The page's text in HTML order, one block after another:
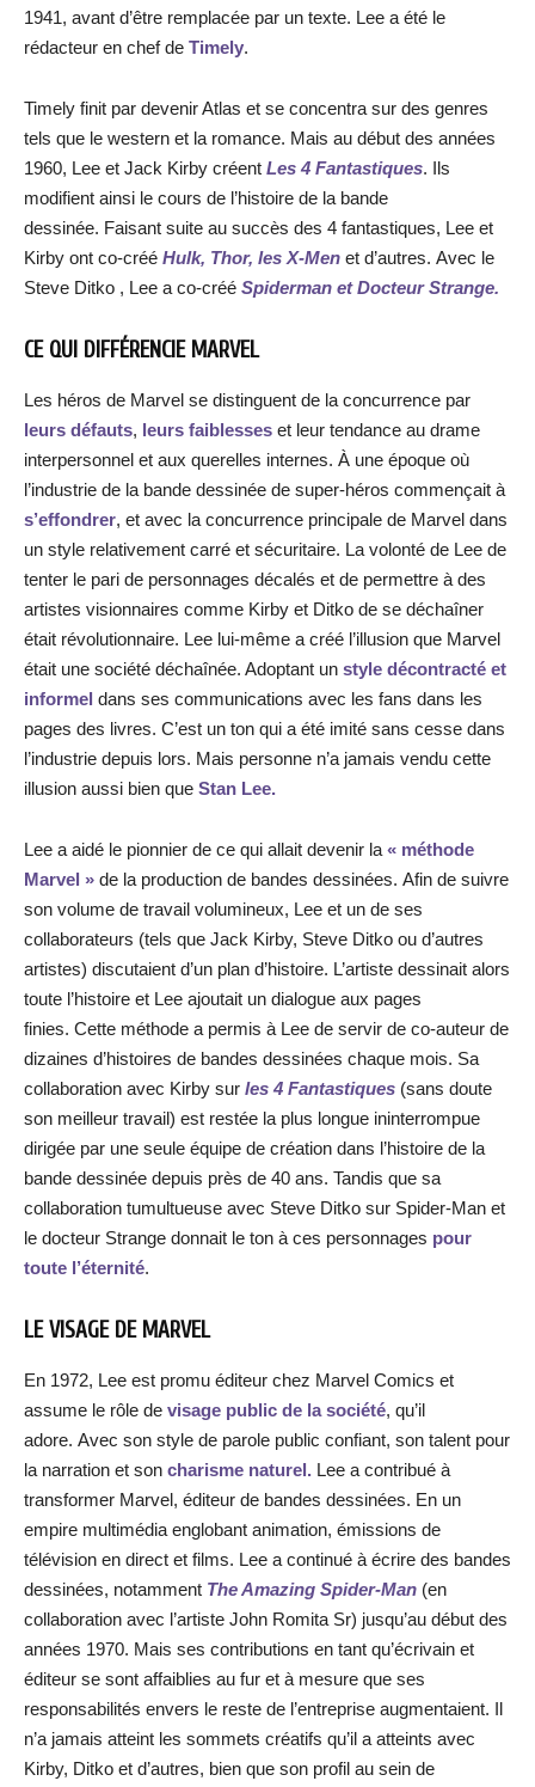
1941, avant d’être remplacée par un texte. Lee a été le
rédacteur en chef de Timely.
Timely finit par devenir Atlas et se concentra sur des genres
tels que le western et la romance. Mais au début des années
1960, Lee et Jack Kirby créent Les 4 Fantastiques. Ils
modifient ainsi le cours de l’histoire de la bande
dessinée. Faisant suite au succès des 4 fantastiques, Lee et
Kirby ont co-créé Hulk, Thor, les X-Men et d’autres. Avec le
Steve Ditko , Lee a co-créé Spiderman et Docteur Strange.
CE QUI DIFFÉRENCIE MARVEL
Les héros de Marvel se distinguent de la concurrence par
leurs défauts, leurs faiblesses et leur tendance au drame
interpersonnel et aux querelles internes. À une époque où
l’industrie de la bande dessinée de super-héros commençait à
s’effondrer, et avec la concurrence principale de Marvel dans
un style relativement carré et sécuritaire. La volonté de Lee de
tenter le pari de personnages décalés et de permettre à des
artistes visionnaires comme Kirby et Ditko de se déchaîner
était révolutionnaire. Lee lui-même a créé l’illusion que Marvel
était une société déchaînée. Adoptant un style décontracté et
informel dans ses communications avec les fans dans les
pages des livres. C’est un ton qui a été imité sans cesse dans
l’industrie depuis lors. Mais personne n’a jamais vendu cette
illusion aussi bien que Stan Lee.
Lee a aidé le pionnier de ce qui allait devenir la « méthode
Marvel » de la production de bandes dessinées. Afin de suivre
son volume de travail volumineux, Lee et un de ses
collaborateurs (tels que Jack Kirby, Steve Ditko ou d’autres
artistes) discutaient d’un plan d’histoire. L’artiste dessinait alors
toute l’histoire et Lee ajoutait un dialogue aux pages
finies. Cette méthode a permis à Lee de servir de co-auteur de
dizaines d’histoires de bandes dessinées chaque mois. Sa
collaboration avec Kirby sur les 4 Fantastiques (sans doute
son meilleur travail) est restée la plus longue ininterrompue
dirigée par une seule équipe de création dans l’histoire de la
bande dessinée depuis près de 40 ans. Tandis que sa
collaboration tumultueuse avec Steve Ditko sur Spider-Man et
le docteur Strange donnait le ton à ces personnages pour
toute l’éternité.
LE VISAGE DE MARVEL
En 1972, Lee est promu éditeur chez Marvel Comics et
assume le rôle de visage public de la société, qu’il
adore. Avec son style de parole public confiant, son talent pour
la narration et son charisme naturel. Lee a contribué à
transformer Marvel, éditeur de bandes dessinées. En un
empire multimédia englobant animation, émissions de
télévision en direct et films. Lee a continué à écrire des bandes
dessinées, notamment The Amazing Spider-Man (en
collaboration avec l’artiste John Romita Sr) jusqu’au début des
années 1970. Mais ses contributions en tant qu’écrivain et
éditeur se sont affaiblies au fur et à mesure que ses
responsabilités envers le reste de l’entreprise augmentaient. Il
n’a jamais atteint les sommets créatifs qu’il a atteints avec
Kirby, Ditko et d’autres, bien que son profil au sein de